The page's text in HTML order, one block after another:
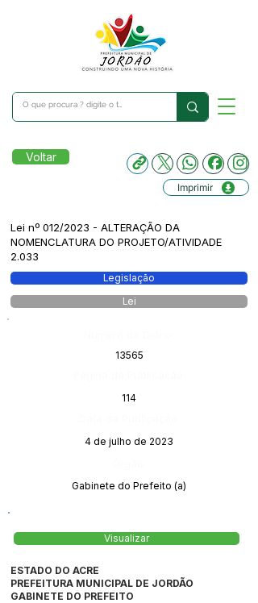
Voltar
Imprimir
Lei nº 012/2023 - ALTERAÇÃO DA
NOMENCLATURA DO PROJETO/ATIVIDADE
2.033
Legislação
Lei
13565
114
4 de julho de 2023
Gabinete do Prefeito (a)
Visualizar
ESTADO DO ACRE
PREFEITURA MUNICIPAL DE JORDÃO
GABINETE DO PREFEITO